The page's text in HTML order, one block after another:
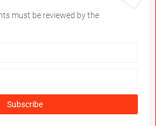
must be reviewed by the